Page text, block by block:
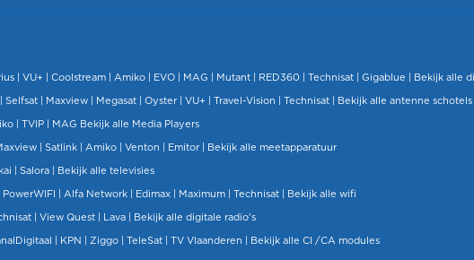
VU+ | Coolstream | Amiko EVO MAG Mutant | RED360 | Technisat Gigablue Bekijk alle
Selfsat Maxview Megasat | Oyster | VU+ Travel-Vision Technisat Bekijk alle antenne schotels
TVIP MAG Bekijk alle Media Players
Satlink Amiko Venton Emitor Bekijk alle meetapparatuur
Salora Bekijk alle televisies
PowerWIFI Alfa Network Edimax | Maximum | Technisat Bekijk alle wifi
View Quest Lava Bekijk alle digitale radio's
KPN Ziggo TeleSat TV Vlaanderen Bekijk alle CI /CA modules